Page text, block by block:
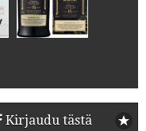
Kirjaudu tästä